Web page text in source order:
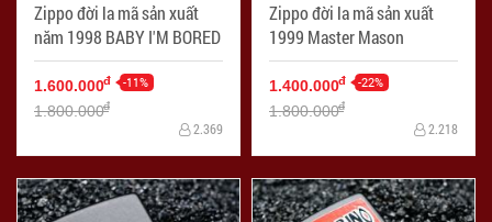
Zippo đời la mã sản xuất
năm 1998 BABY I'M BORED
1.600.000đ -11%
1.800.000đ
2.369
Zippo đời la mã sản xuất
1999 Master Mason
1.400.000đ -22%
1.800.000đ
2.218